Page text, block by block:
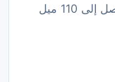
الأيسر والشعور بالراحة عند سرعات تصل إلى 110 ميل